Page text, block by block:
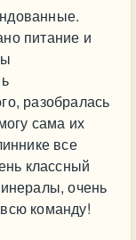
питание и
разобралась
сама их
все
классный
очень
команду!